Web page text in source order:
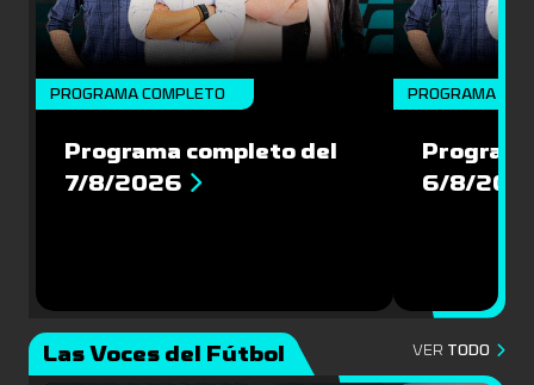
PROGRAMA COMPLETO
Programa completo del
7/8/2026
PROGRAMA
6/8/
Las Voces del Fútbol VER TODO